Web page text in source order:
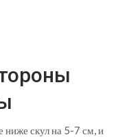
ниже скул на 5-7 см, и